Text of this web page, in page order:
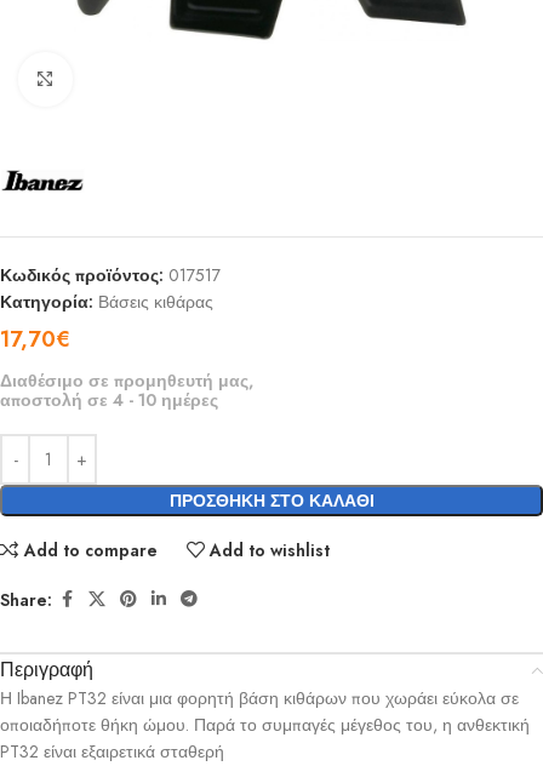
Κωδικός προϊόντος: 017517
Κατηγορία: Βάσεις κιθάρας
17,70€
Διαθέσιμο σε προμηθευτή μας,
αποστολή σε 4 - 10 ημέρες
ΠΡΟΣΘΉΚΗ ΣΤΟ ΚΑΛΆΘΙ
Add to compare Add to wishlist
Share:
Περιγραφή
Η Ibanez PT32 είναι μια φορητή βάση κιθάρων που χωράει εύκολα σε
οποιαδήποτε θήκη ώμου. Παρά το συμπαγές μέγεθος του, η ανθεκτική
PT32 είναι εξαιρετικά σταθερή